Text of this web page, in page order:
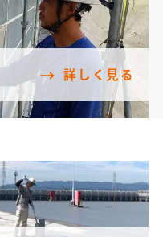
詳しく見る